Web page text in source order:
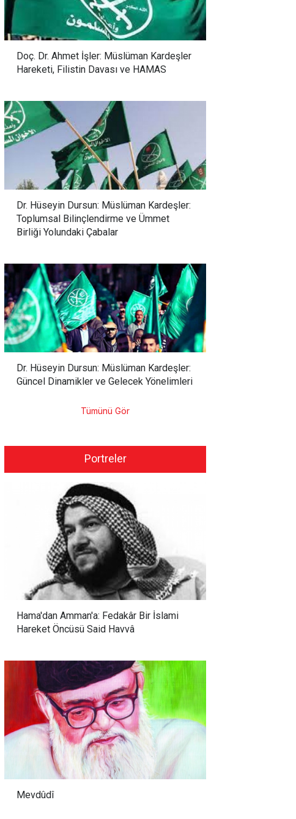
Adem Ceylan: İslamcılar
pozisyon olmaya devam
olduğunu söylemiş;
nihayetinde İslam ile sahih bir
bağ kurulmasını önermiştir.
Doç. Dr. Ahmet İşler: Müslüman Kardeşler
Hareketi, Filistin Davası ve HAMAS
Dr. Hüseyin Dursun: Müslüman Kardeşler:
Toplumsal Bilinçlendirme ve Ümmet
Birliği Yolundaki Çabalar
Dr. Hüseyin Dursun: Müslüman Kardeşler:
Güncel Dinamikler ve Gelecek Yönelimleri
Tümünü Gör
Portreler
Hama'dan Amman'a: Fedakâr Bir İslami
Hareket Öncüsü Said Havvâ
Mevdûdî